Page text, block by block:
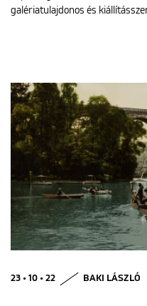
galériatulajdonos és
23 • 10 • 22 BAKI LÁSZLÓ